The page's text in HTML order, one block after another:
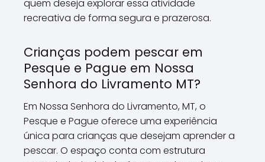
quem deseja explorar essa atividade
recreativa de forma segura e prazerosa.
Crianças podem pescar em
Pesque e Pague em Nossa
Senhora do Livramento MT?
Em Nossa Senhora do Livramento, MT, o
Pesque e Pague oferece uma experiência
única para crianças que desejam aprender a
pescar. O espaço conta com estrutura